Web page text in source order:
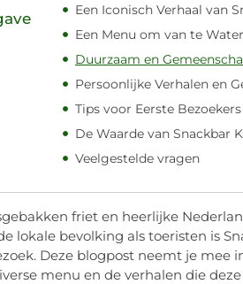
Een Iconisch Verhaal van
Een Menu om van te
Duurzaam en
Persoonlijke Verhalen en
Tips voor Eerste Bezoekers
De Waarde van Snackbar
Veelgestelde vragen
friet en heerlijke
lokale bevolking als toeristen is
Deze blogpost neemt je mee
menu en de verhalen die